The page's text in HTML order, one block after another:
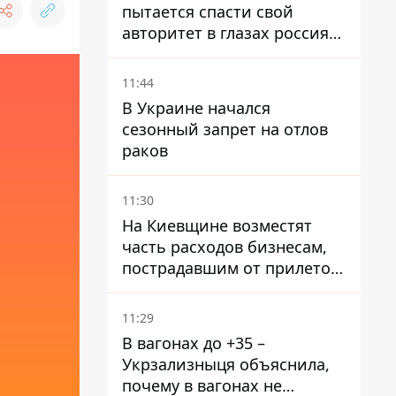
пытается спасти свой
авторитет в глазах россиян:
диктатор находится под
давлением - Sky News
11:44
В Украине начался
сезонный запрет на отлов
раков
11:30
На Киевщине возместят
часть расходов бизнесам,
пострадавшим от прилетов
ракет
11:29
В вагонах до +35 –
Укрзализныця объяснила,
почему в вагонах не